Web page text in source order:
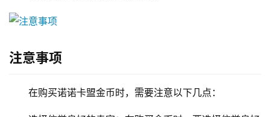
注意事项
在购买诺诺卡盟金币时，需要注意以下几点：